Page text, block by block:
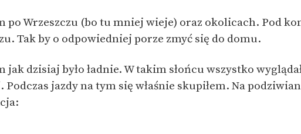
po Wrzeszczu (bo tu mniej wieje) oraz okolicach. Pod
Tak by o odpowiedniej porze zmyć się do domu.
jak dzisiaj było ładnie. W takim słońcu wszystko
jazdy na tym się właśnie skupiłem. Na